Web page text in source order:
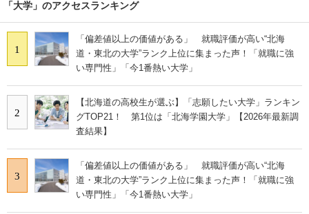
「大学」のアクセスランキング
1
「偏差値以上の価値がある」 就職評価が高い“北海
道・東北の大学”ランク上位に集まった声！「就職に強
い専門性」「今1番熱い大学」
2
【北海道の高校生が選ぶ】「志願したい大学」ランキン
グTOP21！ 第1位は「北海学園大学」【2026年最新調
査結果】
3
「偏差値以上の価値がある」 就職評価が高い“北海
道・東北の大学”ランク上位に集まった声！「就職に強
い専門性」「今1番熱い大学」